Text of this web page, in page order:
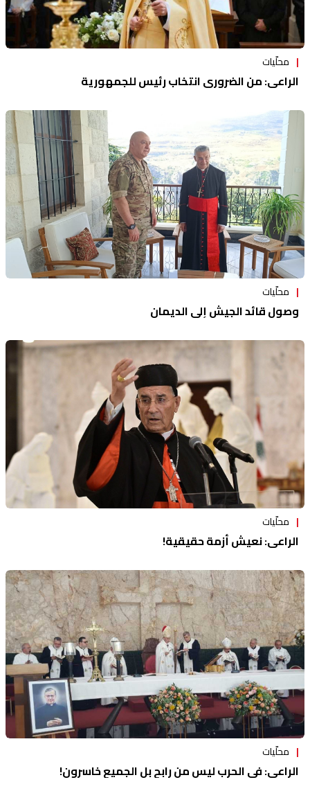
محلّيات
الراعي: من الضروري انتخاب رئيس للجمهورية
محلّيات
وصول قائد الجيش إلى الديمان
محلّيات
الراعي: نعيش أزمة حقيقية!
محلّيات
الراعي: في الحرب ليس من رابح بل الجميع خاسرون!